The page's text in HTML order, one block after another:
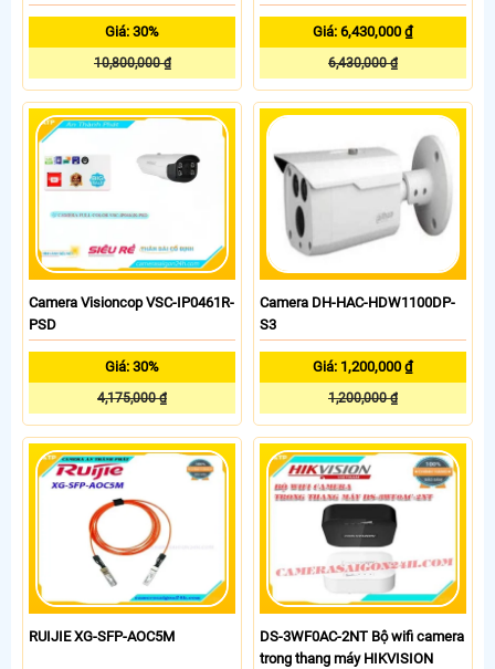
Giá: 30%
10,800,000 ₫
Giá: 6,430,000 ₫
6,430,000 ₫
Camera Visioncop VSC-IP0461R-
PSD
Giá: 30%
4,175,000 ₫
Camera DH-HAC-HDW1100DP-
S3
Giá: 1,200,000 ₫
1,200,000 ₫
RUIJIE XG-SFP-AOC5M
DS-3WF0AC-2NT Bộ wifi camera
trong thang máy HIKVISION